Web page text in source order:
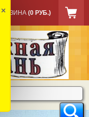
КОРЗИНА (0 РУБ.)
×